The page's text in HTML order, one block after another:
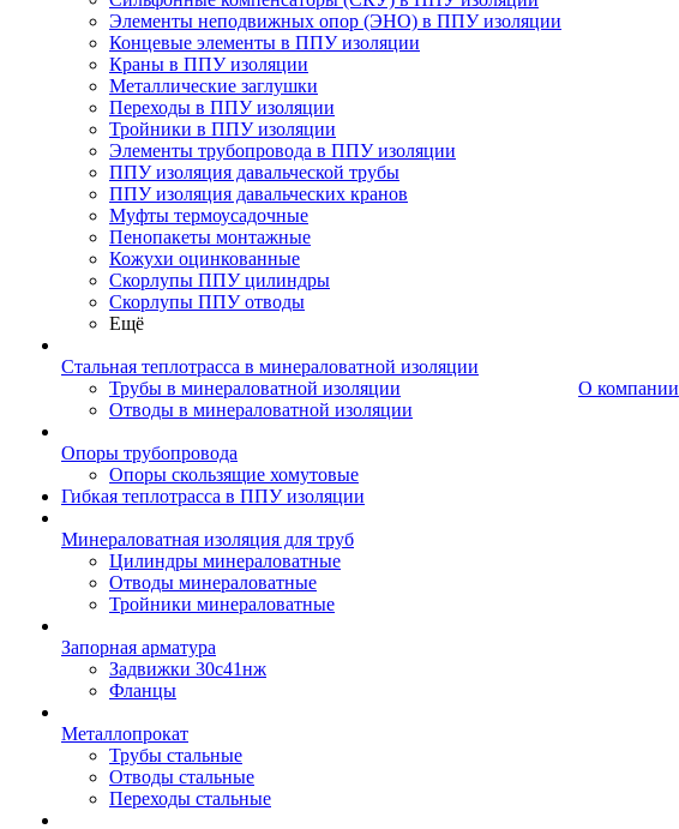
Элементы неподвижных опор (ЭНО) в ППУ изоляции
Концевые элементы в ППУ изоляции
Краны в ППУ изоляции
Металлические заглушки
Переходы в ППУ изоляции
Тройники в ППУ изоляции
Элементы трубопровода в ППУ изоляции
ППУ изоляция давальческой трубы
ППУ изоляция давальческих кранов
Муфты термоусадочные
Пенопакеты монтажные
Кожухи оцинкованные
Скорлупы ППУ цилиндры
Скорлупы ППУ отводы
Ещё
Стальная теплотрасса в минераловатной изоляции
Трубы в минераловатной изоляции
Отводы в минераловатной изоляции
Опоры трубопровода
Опоры скользящие хомутовые
Гибкая теплотрасса в ППУ изоляции
Минераловатная изоляция для труб
Цилиндры минераловатные
Отводы минераловатные
Тройники минераловатные
Запорная арматура
Задвижки 30с41нж
Фланцы
Металлопрокат
Трубы стальные
Отводы стальные
Переходы стальные
О компании